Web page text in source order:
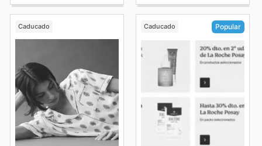
Caducado Caducado Popular